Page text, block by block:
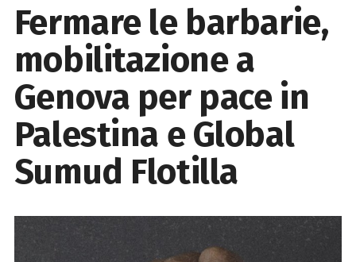
Fermare le barbarie,
mobilitazione a
Genova per pace in
Palestina e Global
Sumud Flotilla